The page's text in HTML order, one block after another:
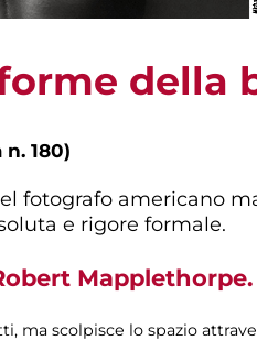
della
180)
fotografo americano
e rigore formale.
ma scolpisce lo spazio